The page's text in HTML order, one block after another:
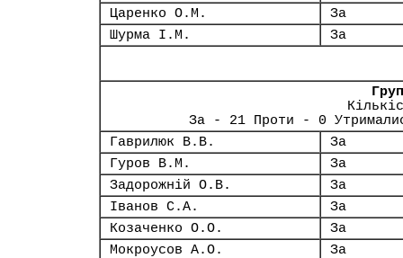
Царенко О.М.
За
Шурма І.М.
За
За - 21 Проти - 0
Гаврилюк В.В.
За
Гуров В.М.
За
Задорожній О.В.
За
Іванов С.А.
За
Козаченко О.О.
За
Мокроусов А.О.
За